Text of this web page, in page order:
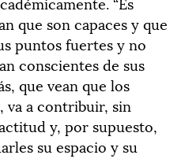
que son capaces y que
puntos fuertes y no
conscientes de sus
que vean que los
va a contribuir, sin
y, por supuesto,
su espacio y su